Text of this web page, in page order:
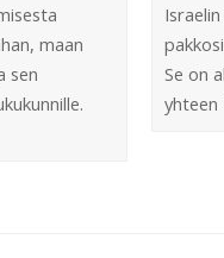
maan
sen
Se on
yhteen